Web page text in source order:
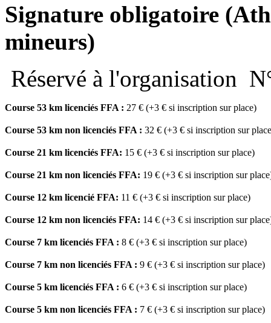
Signature obligatoire
mineurs)
Réservé à l'organisation
Course 53 km licenciés FFA : 27 € (+3 € si
Course 53 km non licenciés FFA : 32 € (+3 € si
Course 21 km licenciés FFA: 15 € (+3 € si
Course 21 km non licenciés FFA: 19 € (+3 € si
Course 12 km licencié FFA: 11 € (+3 € si inscription sur place)
Course 12 km non licenciés FFA: 14 € (+3 € si
Course 7 km licenciés FFA : 8 € (+3 € si
Course 7 km non licenciés FFA : 9 € (+3 € si
Course 5 km licenciés FFA : 6 € (+3 € si
Course 5 km non licenciés FFA : 7 € (+3 € si